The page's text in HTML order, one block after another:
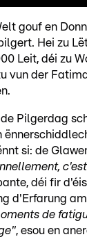
gouf en
Hei zu
Leit, déi zu
vun der
Pilgerdag
si: de
déi fir
d'Erfarung
de
, esou en